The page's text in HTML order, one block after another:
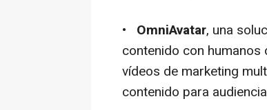
• OmniAvatar, una
contenido con
vídeos de marketing
contenido para